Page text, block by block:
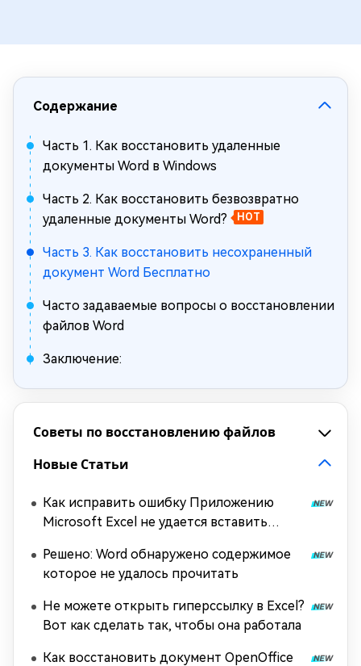
Содержание
Часть 1. Как восстановить удаленные
документы Word в Windows
Часть 2. Как восстановить безвозвратно
удаленные документы Word?
HOT
Часть 3. Как восстановить несохраненный
документ Word Бесплатно
Часто задаваемые вопросы о восстановлении
файлов Word
Заключение:
Советы по восстановлению файлов
Новые Статьи
Как исправить ошибку Приложению
Microsoft Excel не удается вставить
Решено: Word обнаружено содержимое
которое не удалось прочитать
Не можете открыть гиперссылку в Excel?
Вот как сделать так, чтобы она работала
Как восстановить документ OpenOffice